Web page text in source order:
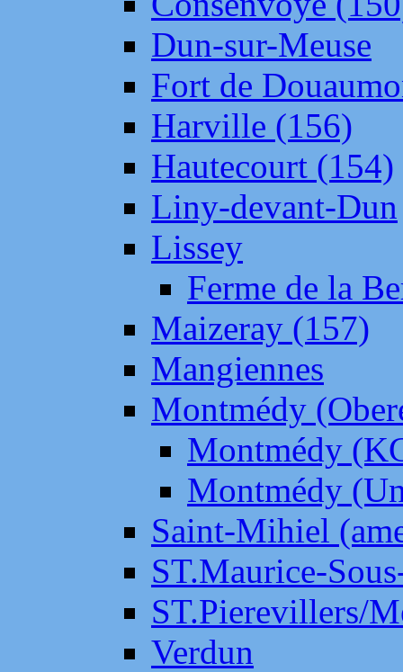
Dun-sur-Meuse
Fort de
Harville (156)
Hautecourt (154)
Liny-devant-Dun
Lissey
Ferme de la
Maizeray (157)
Mangiennes
Montmédy
Montmédy
Montmédy
Saint-Mihiel
ST.Maurice-
ST.Pierevillers/
Verdun